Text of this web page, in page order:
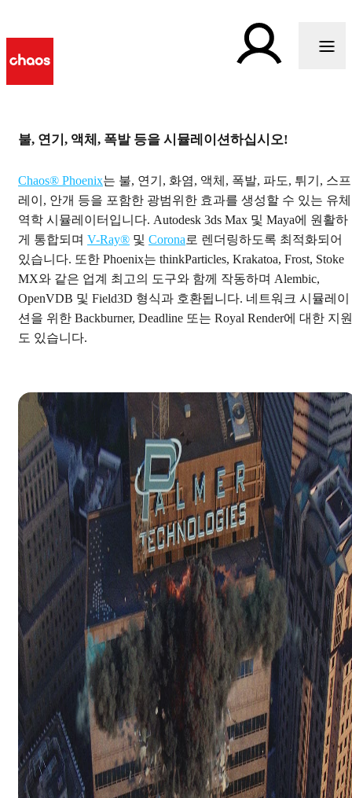
유체 역학 시뮬레이션 소프
트웨어
Chaos Phoenix는 액체, 불, 연기, 폭발 효과 등을 시뮬레
이션할 수 있는 유체 역학 시뮬레이션 소프트웨어입니
다.
시작하기
불, 연기, 액체, 폭발 등을 시뮬레이션하십시오!
Chaos® Phoenix는 불, 연기, 화염, 액체, 폭발, 파도, 튀기, 스프
레이, 안개 등을 포함한 광범위한 효과를 생성할 수 있는 유체
역학 시뮬레이터입니다. Autodesk 3ds Max 및 Maya에 원활하
게 통합되며 V-Ray® 및 Corona로 렌더링하도록 최적화되어
있습니다. 또한 Phoenix는 thinkParticles, Krakatoa, Frost, Stoke
MX와 같은 업계 최고의 도구와 함께 작동하며 Alembic,
OpenVDB 및 Field3D 형식과 호환됩니다. 네트워크 시뮬레이
션을 위한 Backburner, Deadline 또는 Royal Render에 대한 지원
도 있습니다.